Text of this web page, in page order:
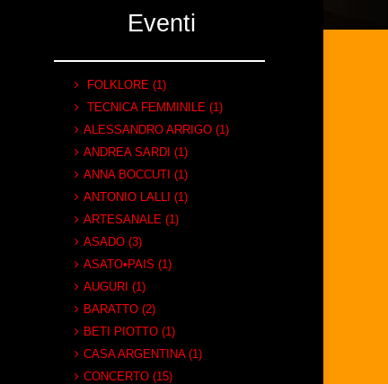
Eventi
FOLKLORE (1)
TECNICA FEMMINILE (1)
ALESSANDRO ARRIGO (1)
ANDREA SARDI (1)
ANNA BOCCUTI (1)
ANTONIO LALLI (1)
ARTESANALE (1)
ASADO (3)
ASATO•PAIS (1)
AUGURI (1)
BARATTO (2)
BETI PIOTTO (1)
CASA ARGENTINA (1)
CONCERTO (15)